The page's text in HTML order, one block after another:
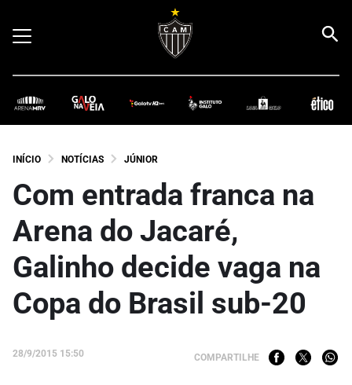
INÍCIO NOTÍCIAS JÚNIOR
Com entrada franca na
Arena do Jacaré,
Galinho decide vaga na
Copa do Brasil sub-20
28/9/2015 15:50 COMPARTILHE